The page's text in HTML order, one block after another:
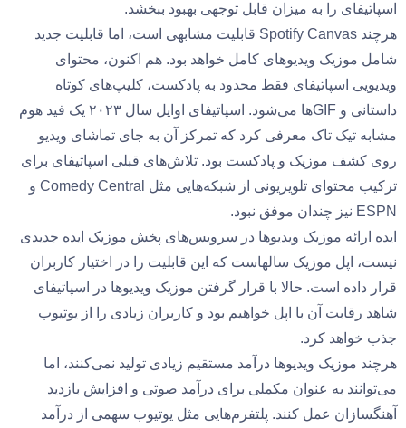
اسپاتیفای را به میزان قابل توجهی بهبود ببخشد.
هرچند Spotify Canvas قابلیت مشابهی است، اما قابلیت جدید
شامل موزیک ویدیوهای کامل خواهد بود. هم اکنون، محتوای
ویدیویی اسپاتیفای فقط محدود به پادکست، کلیپ‌های کوتاه
داستانی و GIF‌ها می‌شود. اسپاتیفای اوایل سال ۲۰۲۳ یک فید هوم
مشابه تیک تاک معرفی کرد که تمرکز آن به جای تماشای ویدیو
روی کشف موزیک و پادکست بود. تلاش‌های قبلی اسپاتیفای برای
ترکیب محتوای تلویزیونی از شبکه‌هایی مثل Comedy Central و
ESPN نیز چندان موفق نبود.
ایده ارائه موزیک ویدیوها در سرویس‌های پخش موزیک ایده جدیدی
نیست، اپل موزیک سالهاست که این قابلیت را در اختیار کاربران
قرار داده است. حالا با قرار گرفتن موزیک ویدیوها در اسپاتیفای
شاهد رقابت آن با اپل خواهیم بود و کاربران زیادی را از یوتیوب
جذب خواهد کرد.
هرچند موزیک ویدیوها درآمد مستقیم زیادی تولید نمی‌کنند، اما
می‌توانند به عنوان مکملی برای درآمد صوتی و افزایش بازدید
آهنگسازان عمل کنند. پلتفرم‌هایی مثل یوتیوب سهمی از درآمد